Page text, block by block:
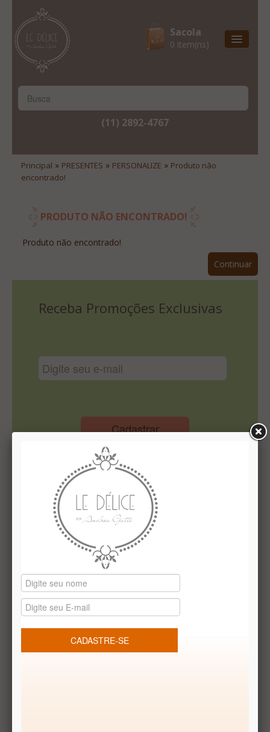
Sacola
0 item(ns)
Natal & 2017
Lista De Desejos
Minha Conta
(11) 2892-4767
Principal » PRESENTES » PERSONALIZE » Produto não
encontrado!
PRODUTO NÃO ENCONTRADO!
Produto não encontrado!
Continuar
Receba Promoções Exclusivas
Cadastrar
Institucional
Quem Somos
Le Délice Atelier
Lista de comparação
Vale presentes
Produtos temáticos
REDES SOCIAIS